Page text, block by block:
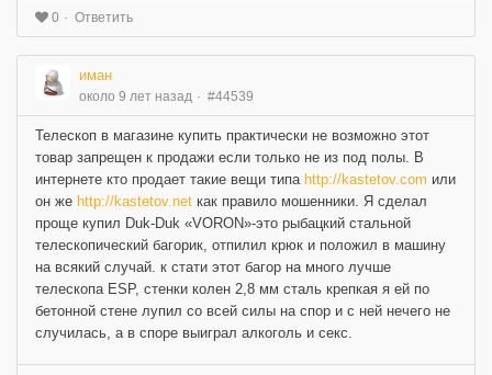
0 Ответить
иман
около 9 лет назад #44539
Телескоп в магазине купить практически не возможно этот
товар запрещен к продажи если только не из под полы. В
интернете кто продает такие вещи типа http://kastetov.com или
он же http://kastetov.net как правило мошенники. Я сделал
проще купил Duk-Duk «VORON»-это рыбацкий стальной
телескопический багорик, отпилил крюк и положил в машину
на всякий случай. к стати этот багор на много лучше
телескопа ESP, стенки колен 2,8 мм сталь крепкая я ей по
бетонной стене лупил со всей силы на спор и с ней нечего не
случилась, а в споре выиграл алкоголь и секс.